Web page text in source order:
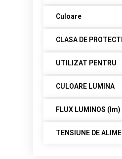
Culoare
CLASA DE
UTILIZAT PENTRU
CULOARE LUMINA
FLUX LUMINOS (lm)
TENSIUNE DE